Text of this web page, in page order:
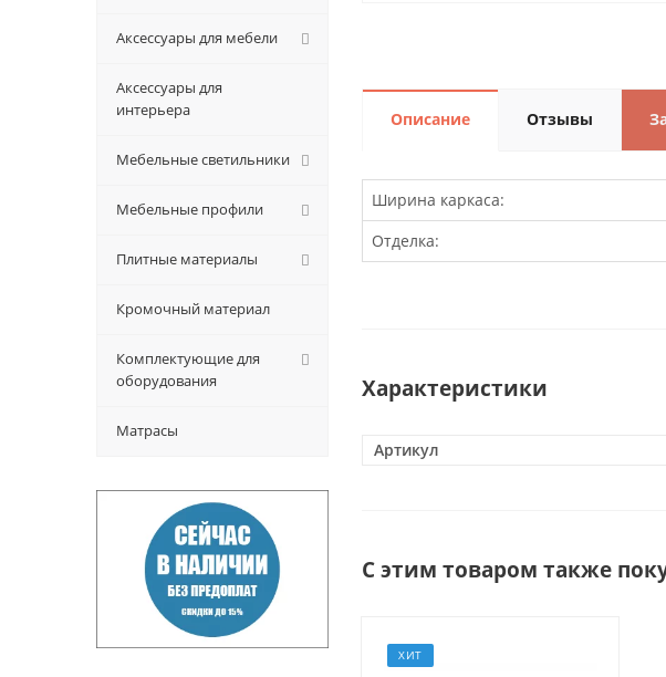
Описание Отзывы
Ширина каркаса:
Отделка:
Характеристики
Артикул
С этим товаром также
ХИТ
Аксессуары для мебели
Аксессуары для
интерьера
Мебельные светильники
Мебельные профили
Плитные материалы
Кромочный материал
Комплектующие для
оборудования
Матрасы